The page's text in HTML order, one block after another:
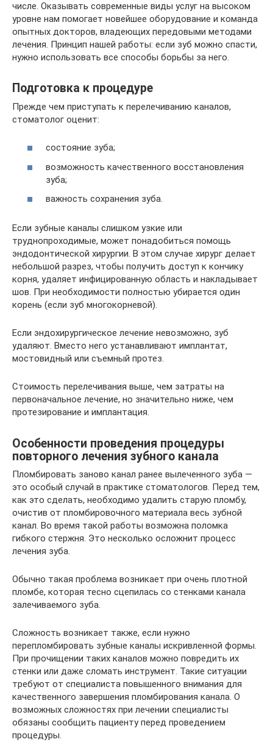
числе. Оказывать современные виды услуг на высоком
уровне нам помогает новейшее оборудование и команда
опытных докторов, владеющих передовыми методами
лечения. Принцип нашей работы: если зуб можно спасти,
нужно использовать все способы борьбы за него.
Подготовка к процедуре
Прежде чем приступать к перелечиванию каналов,
стоматолог оценит:
состояние зуба;
возможность качественного восстановления
зуба;
важность сохранения зуба.
Если зубные каналы слишком узкие или
труднопроходимые, может понадобиться помощь
эндодонтической хирургии. В этом случае хирург делает
небольшой разрез, чтобы получить доступ к кончику
корня, удаляет инфицированную область и накладывает
шов. При необходимости полностью убирается один
корень (если зуб многокорневой).
Если эндохирургическое лечение невозможно, зуб
удаляют. Вместо него устанавливают имплантат,
мостовидный или съемный протез.
Стоимость перелечивания выше, чем затраты на
первоначальное лечение, но значительно ниже, чем
протезирование и имплантация.
Особенности проведения процедуры
повторного лечения зубного канала
Пломбировать заново канал ранее вылеченного зуба —
это особый случай в практике стоматологов. Перед тем,
как это сделать, необходимо удалить старую пломбу,
очистив от пломбировочного материала весь зубной
канал. Во время такой работы возможна поломка
гибкого стержня. Это несколько осложнит процесс
лечения зуба.
Обычно такая проблема возникает при очень плотной
пломбе, которая тесно сцепилась со стенками канала
залечиваемого зуба.
Сложность возникает также, если нужно
перепломбировать зубные каналы искривленной формы.
При прочищении таких каналов можно повредить их
стенки или даже сломать инструмент. Такие ситуации
требуют от специалиста повышенного внимания для
качественного завершения пломбирования канала. О
возможных сложностях при лечении специалисты
обязаны сообщить пациенту перед проведением
процедуры.